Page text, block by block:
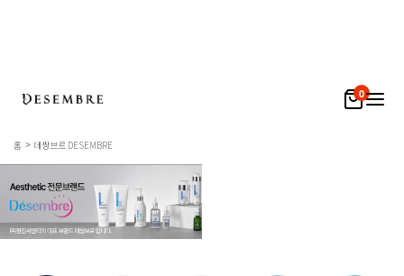
0
홈 데쌍브르 DESEMBRE